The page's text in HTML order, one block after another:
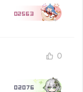
02563
0
02076